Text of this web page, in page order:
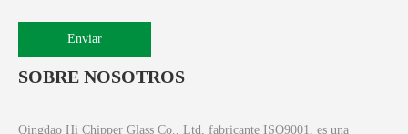
Enviar
SOBRE NOSOTROS
Qingdao Hi Chipper Glass Co., Ltd, fabricante ISO9001, es una